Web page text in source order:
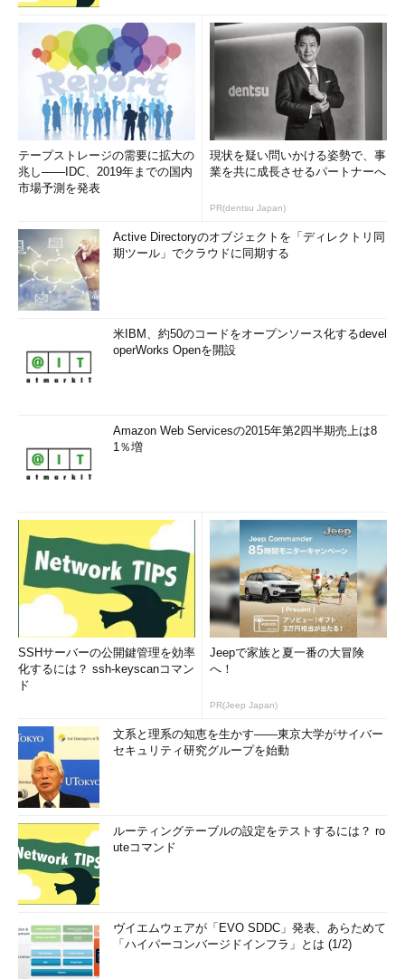
テープストレージの需要に拡大の
兆し――IDC、2019年までの国内
市場予測を発表
現状を疑い問いかける姿勢で、事
業を共に成長させるパートナーへ
PR(dentsu Japan)
Active Directoryのオブジェクトを「ディレクトリ同
期ツール」でクラウドに同期する
米IBM、約50のコードをオープンソース化するdevel
operWorks Openを開設
Amazon Web Servicesの2015年第2四半期売上は8
1％増
SSHサーバーの公開鍵管理を効率
化するには？ ssh-keyscanコマン
ド
Jeepで家族と夏一番の大冒険
へ！
PR(Jeep Japan)
文系と理系の知恵を生かす――東京大学がサイバー
セキュリティ研究グループを始動
ルーティングテーブルの設定をテストするには？ ro
uteコマンド
ヴイエムウェアが「EVO SDDC」発表、あらためて
「ハイパーコンバージドインフラ」とは (1/2)